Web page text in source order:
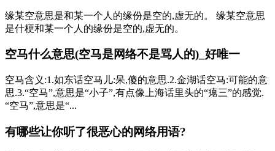
缘某空意思是和某一个人的缘份是空的,虚无的。 缘某空意思
是什梗和某一个人的缘份是空的,虚无的。
空马什么意思(空马是网络不是骂人的)_好唯一
空马含义:1.如东话空马儿:呆,傻的意思.2.金湖话空马:可能的意
思.3.“空马”,意思是“小子”,有点像上海话里头的“瘪三”的感觉.
“空马”,意思是“...
有哪些让你听了很恶心的网络用语?